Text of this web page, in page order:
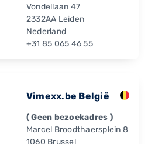
Vondellaan 47
2332AA Leiden
Nederland
+31 85 065 46 55
Vimexx.be België
( Geen bezoekadres )
Marcel Broodthaersplein 8
1060 Brussel